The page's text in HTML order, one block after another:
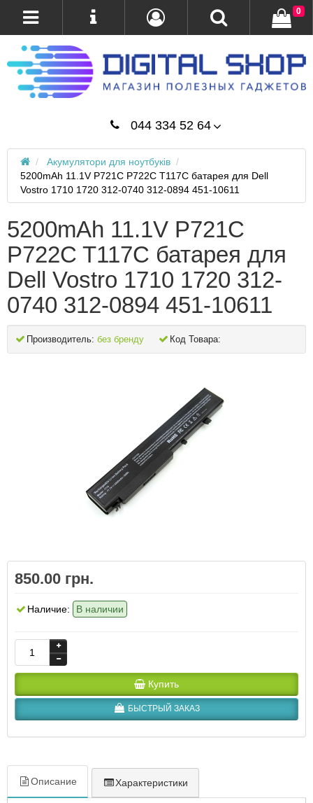
044 334 52 64
0
Акумулятори для ноутбуків
5200mAh 11.1V P721C P722C T117C батарея для Dell
Vostro 1710 1720 312-0740 312-0894 451-10611
5200mAh 11.1V P721C
P722C T117C батарея для
Dell Vostro 1710 1720 312-
0740 312-0894 451-10611
Производитель: без бренду Код Товара:
850.00 грн.
Наличие: В наличии
Купить
БЫСТРЫЙ ЗАКАЗ
Описание Характеристики